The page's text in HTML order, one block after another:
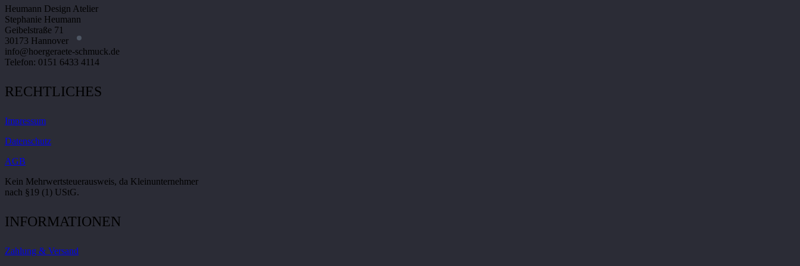
Heumann Design Atelier
Stephanie Heumann
Geibelstraße 71
30173 Hannover
info@hoergeraete-schmuck.de
Telefon: 0151 6433 4114
RECHTLICHES
Impressum
Datenschutz
AGB
Kein Mehrwertsteuerausweis, da Kleinunternehmer
nach §19 (1) UStG.
INFORMATIONEN
Zahlung & Versand